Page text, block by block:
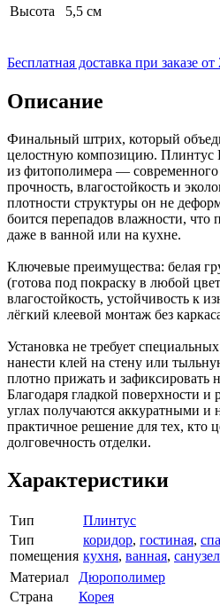
Высота
5,5 см
Бесплатная доставка при заказе
Описание
Финальный штрих, который
целостную композицию.
из фитополимера —
прочность, влагостойкость и
плотности структуры он не
боится перепадов влажности, что
даже в ванной или на кухне.
Ключевые преимущества: белая
(готова под покраску в любой
влагостойкость, устойчивость к
лёгкий клеевой монтаж без
Установка не требует
нанести клей на стену или
плотно прижать и зафиксировать
Благодаря гладкой поверхности
углах получаются аккуратными и
практичное решение для тех, кто
долговечность отделки.
Характеристики
Тип
Плинтус
Тип
помещения
коридор, гостиная,
кухня, ванная, санузел
Материал
Дюрополимер
Страна
Корея